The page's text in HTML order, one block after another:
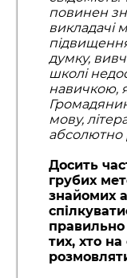
повинен
викладачі
думку,
школі
навичкою,
мову,
абсолютно
Досить
грубих
знайомих
правильно
тих, хто